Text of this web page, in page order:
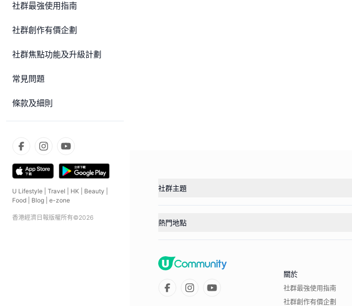
社群最強使用指南
社群創作有價企劃
社群焦點功能及升級計劃
常見問題
條款及細則
U Lifestyle Travel HK Beauty
Food
Blog e-zone
香港經濟日報版權所有©2026
社群主題
熱門地點
關於
社群最強使用指南
社群創作有價企劃